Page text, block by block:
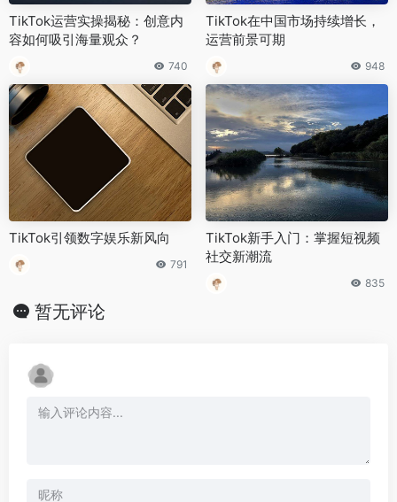
TikTok运营实操揭秘：创意内
容如何吸引海量观众？
740
TikTok在中国市场持续增长，
运营前景可期
948
TikTok引领数字娱乐新风向
791
TikTok新手入门：掌握短视频
社交新潮流
835
暂无评论